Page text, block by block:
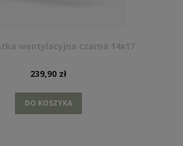
wentylacyjna czarna 14x17
239,90 zł
DO KOSZYKA